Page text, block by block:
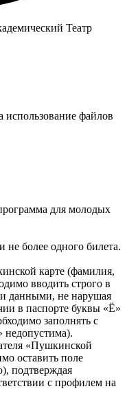
Театр
использование файлов
для молодых
более одного билета.
карте (фамилия,
вводить строго в
данными, не нарушая
в паспорте буквы «Ё»
заполнять с
недопустима).
«Пушкинской
оставить поле
подтверждая
с профилем на